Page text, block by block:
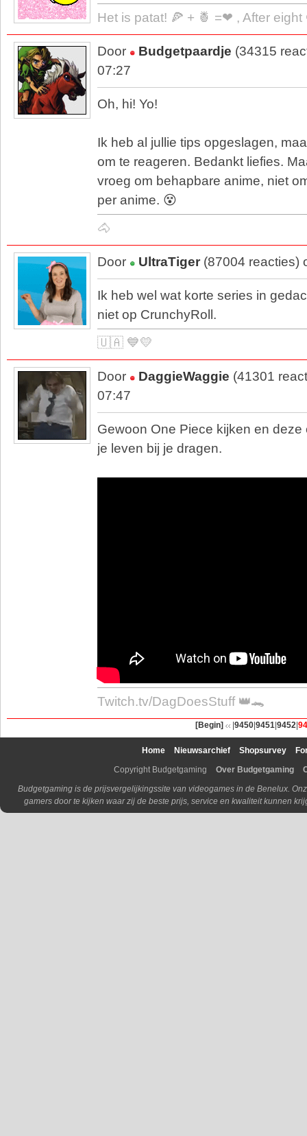
Het is patat! 🍕 + 🍍 =❤ , After
Door Budgetpaardje (34315
07:27
Oh, hi! Yo!
Ik heb al jullie tips opgeslagen,
om te reageren. Bedankt liefies.
vroeg om behapbare anime, niet
per anime. 😵
🐴
Door UltraTiger (87004 reacties)
Ik heb wel wat korte series in
niet op CrunchyRoll.
🇺🇦 💙💛
Door DaggieWaggie (41301
07:47
Gewoon One Piece kijken en deze
je leven bij je dragen.
Twitch.tv/DagDoesStuff 👑🐊
[Begin] 9450 9451 9452
Home Nieuwsarchief Shopsurvey
Copyright Budgetgaming
Over Budgetgaming
Budgetgaming is de prijsvergelijkingssite van videogames in de Benelux.
gamers door te kijken waar zij de beste prijs, service en kwaliteit kunnen